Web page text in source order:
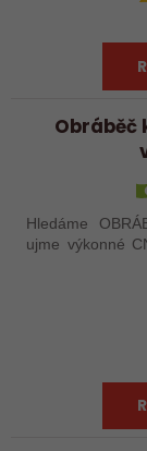
Obráběč
Hledáme
ujme výkonné
Heindenhain,